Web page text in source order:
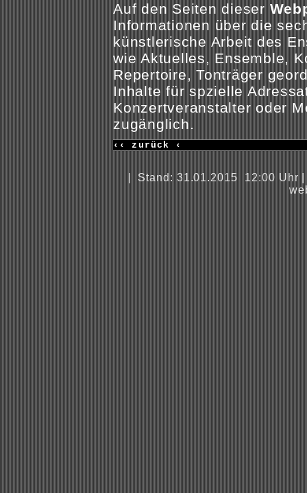
Auf den Seiten dieser
Informationen über die
künstlerische Arbeit des
wie Aktuelles, Ensemble,
Repertoire, Tonträger
Inhalte für spzielle
Konzertveranstalter oder
zugänglich.
‹‹zurück ‹
Stand: 31.01.2015 12:00 Uhr